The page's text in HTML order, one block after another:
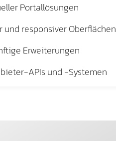
Portallösungen
responsiver Oberflächen
Erweiterungen
APIs und -Systemen